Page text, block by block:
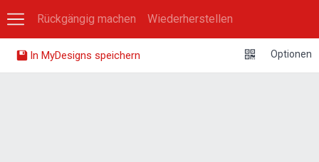
Rückgängig machen Wiederherstellen
In MyDesigns speichern Optionen